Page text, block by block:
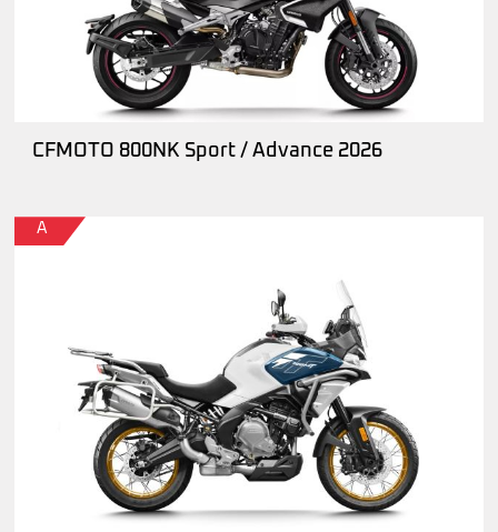
CFMOTO 800NK Sport / Advance 2026
A